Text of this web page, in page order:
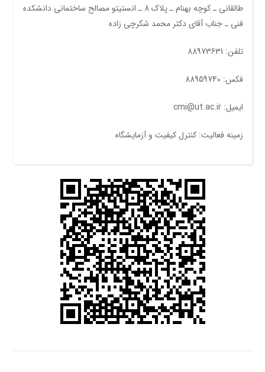
طالقانی ـ کوچه بهنام ـ پلاک 8 ـ انستیتو مصالح ساختمانی دانشکده
فنی ـ جناب آقای دکتر محمد شکرچی زاده
تلفن: 88973631
فکس: 88959740
ایمیل: cmi@ut.ac.ir
زمینه فعالیت: کنترل کیفیت و آزمایشگاه